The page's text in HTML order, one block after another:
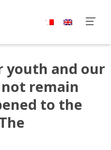
youth and our
remain
to the